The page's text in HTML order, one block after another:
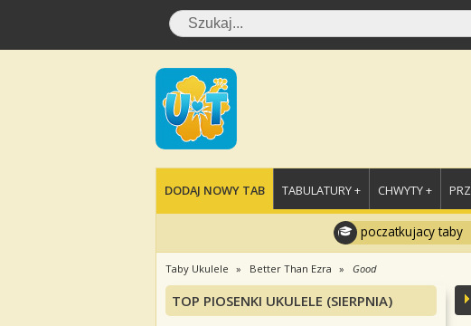
DODAJ NOWY TAB TABULATURY + CHWYTY +
poczatkujacy taby
Taby Ukulele Better Than Ezra Good
TOP PIOSENKI UKULELE (SIERPNIA)